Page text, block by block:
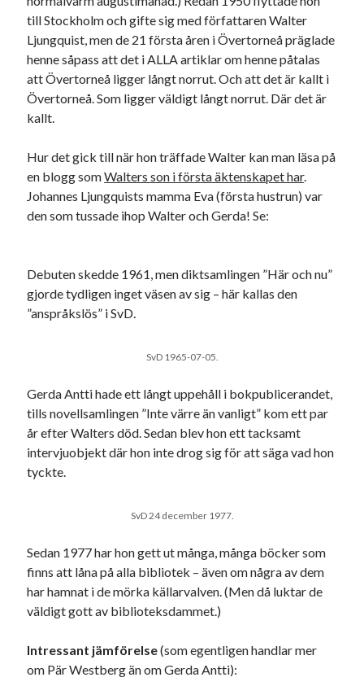
till Stockholm och gifte sig med författaren Walter
Ljungquist, men de 21 första åren i Övertorneå präglade
henne såpass att det i ALLA artiklar om henne påtalas
att Övertorneå ligger långt norrut. Och att det är kallt i
Övertorneå. Som ligger väldigt långt norrut. Där det är
kallt.
Hur det gick till när hon träffade Walter kan man läsa på
en blogg somWalters son i första äktenskapet har.
Johannes Ljungquists mamma Eva (första hustrun) var
den som tussade ihop Walter och Gerda! Se:
Debuten skedde 1961, men diktsamlingen ”Här och nu”
gjorde tydligen inget väsen av sig – här kallas den
”anspråkslös” i SvD.
SvD 1965-07-05.
Gerda Antti hade ett långt uppehåll i bokpublicerandet,
tills novellsamlingen ”Inte värre än vanligt” kom ett par
år efter Walters död. Sedan blev hon ett tacksamt
intervjuobjekt där hon inte drog sig för att säga vad hon
tyckte.
SvD 24 december 1977.
Sedan 1977 har hon gett ut många, många böcker som
finns att låna på alla bibliotek – även om några av dem
har hamnat i de mörka källarvalven. (Men då luktar de
väldigt gott av biblioteksdammet.)
Intressant jämförelse(som egentligen handlar mer
om Pär Westberg än om Gerda Antti):